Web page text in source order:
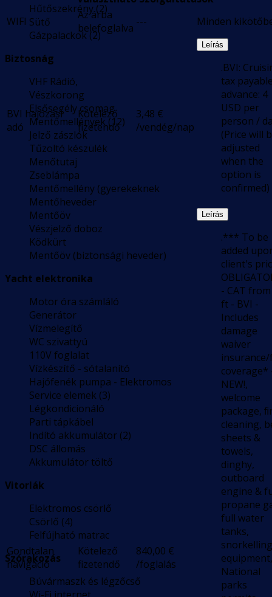
Hűtőszekrény (2)
Sütő
Gázpalackok (2)
Biztosnág
VHF Rádió,
Vészkorong
Elsősegély csomag
Mentőmellények (12)
Jelző zászlók
Tűzoltó készülék
Menőtutaj
Zseblámpa
Mentőmellény (gyerekeknek
Mentőheveder
Mentőöv
Vészjelző doboz
Ködkürt
Mentőöv (biztonsági heveder)
Yacht elektronika
Motor óra számláló
Generátor
Vízmelegítő
WC szivattyú
110V foglalat
Vízkészítő - sótalanító
Hajófenék pumpa - Elektromos
Service elemek (3)
Légkondicionáló
Parti tápkábel
Indító akkumulátor (2)
DSC állomás
Akkumulátor töltő
Vitorlák
Elektromos csörlő
Csörlő (4)
Felfújható matrac
Szórakozás
Búvármaszk és légzőcső
WIFI
Az árba
belefoglalva --- Minden
BVI hajózási
adó
Kötelező
fizetendő
3,48 €
/vendég/nap
Leírás
.BVI:
tax
advance: 4
USD per
person /
(Price will
adjusted
when the
option is
confirmed)
Gondtalan
navigáció
Kötelező
fizetendő
840,00 €
/foglalás
Leírás
.*** To be
added
client's
- CAT
ft - BVI -
Includes
damage
waiver
coverage*
NEW!,
welcome
package,
cleaning,
sheets &
towels,
dinghy,
outboard
engine &
propane
full water
tanks,
snorkelling
equipment,
National
parks